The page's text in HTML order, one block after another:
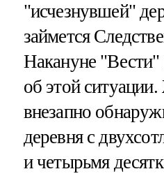
"исчезнувшей"
займется
Накануне "Вести"
об этой
внезапно
деревня с
и четырьмя